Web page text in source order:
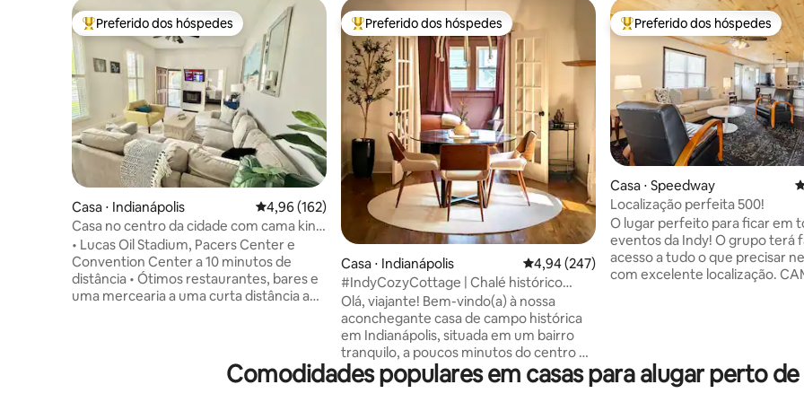
Entre os melhores preferidos dos hóspedes
Preferido dos hóspedes
Casa ⋅ Indianápolis 4,96 de uma avaliação média de 5, 162 avaliações
4,96 (162)
Casa no centro da cidade com cama king
size, estacionamento, bares e
restaurantes
• Lucas Oil Stadium, Pacers Center e
Convention Center a 10 minutos de
distância • Ótimos restaurantes, bares e
uma mercearia a uma curta distância a
Everwise Amphitheatre: 10 min de carro
Entre os melhores preferidos dos hóspedes
Preferido dos hóspedes
Casa ⋅ Indianápolis 4,94 de uma avaliação média de 5, 247
4,94 (247)
#IndyCozyCottage | Chalé histórico
perto do centro da cidade
Olá, viajante! Bem-vindo(a) à nossa
aconchegante casa de campo histórica
em Indianápolis, situada em um bairro
tranquilo, a poucos minutos do centro da
cidade. Desfrute de um café na varanda,
um quintal cercado para seus animais de
Entre os melhores preferidos
Preferido dos hóspedes
Casa ⋅ Speedway
Localização perfeita 500!
O lugar perfeito para ficar em
eventos da Indy! O grupo terá
acesso a tudo o que precisar
com excelente localização.
desfrutar de seus parceiros de
Maravilhosa oportunidade a
Comodidades populares em casas para alugar perto